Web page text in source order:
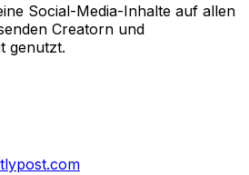
Social-Media-Inhalte auf allen
Creatorn und
genutzt.